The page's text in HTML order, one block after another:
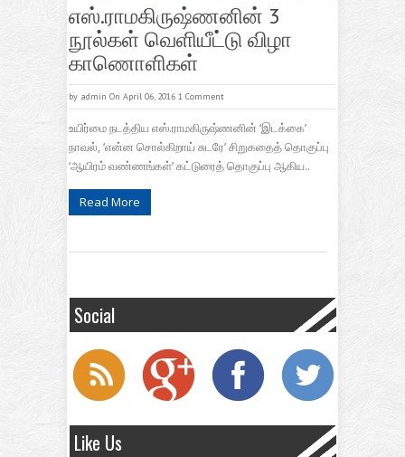
எஸ்.ராமகிருஷ்ணனின் 3
நூல்கள் வெளியீட்டு விழா
காணொளிகள்
by admin On April 06, 2016 1 Comment
உயிர்மை நடத்திய எஸ்.ராமகிருஷ்ணனின் ‘இடக்கை’
நாவல், ‘என்ன சொல்கிறாய் சுடரே’ சிறுகதைத் தொகுப்பு
‘ஆயிரம் வண்ணங்கள்’ கட்டுரைத் தொகுப்பு ஆகிய..
Read More
Social
Like Us